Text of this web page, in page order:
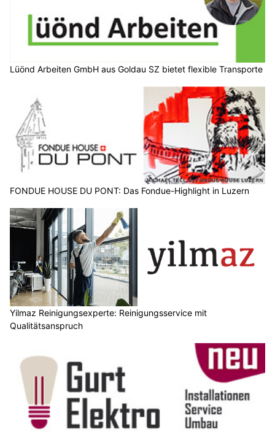
Lüönd Arbeiten GmbH aus Goldau SZ bietet flexible Transporte
FONDUE HOUSE DU PONT: Das Fondue-Highlight in Luzern
Yilmaz Reinigungsexperte: Reinigungsservice mit
Qualitätsanspruch